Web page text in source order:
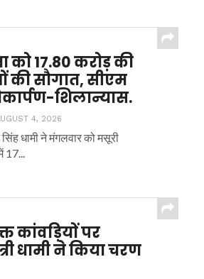
को 17.80 करोड़ की
की सौगात, सीएम
शिलान्यास.
4, 2026
धामी ने मंगलवार को मसूरी
17...
कांवड़ियों पर
धामी ने किया चरण